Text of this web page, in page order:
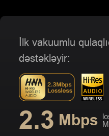
İlk vakuumlu
dəstəkləyir:
1
2.
8
9
1
2
3 Mbps